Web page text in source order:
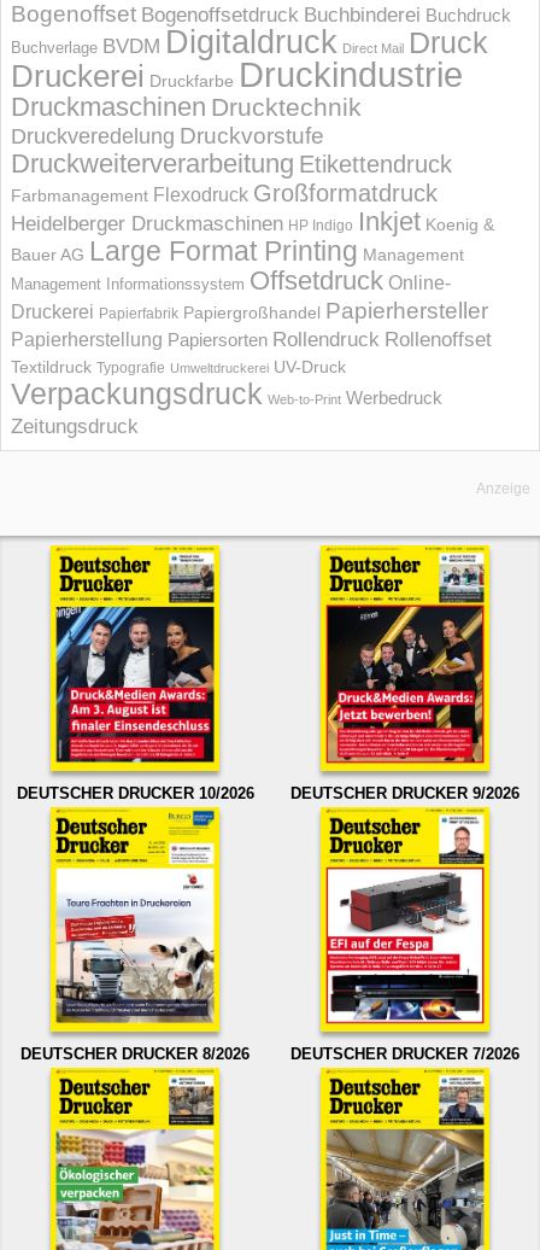
Bogenoffset Bogenoffsetdruck Buchbinderei Buchdruck
Buchverlage BVDM Digitaldruck Direct Mail Druck
Druckerei Druckfarbe Druckindustrie
Druckmaschinen Drucktechnik
Druckveredelung Druckvorstufe
Druckweiterverarbeitung Etikettendruck
Farbmanagement Flexodruck Großformatdruck
Heidelberger Druckmaschinen HP Indigo Inkjet Koenig &
Bauer AG Large Format Printing Management
Management Informations­system Offsetdruck Online-
Druckerei Papierfabrik Papiergroßhandel Papierhersteller
Papierherstellung Papiersorten Rollendruck Rollenoffset
Textildruck Typografie Umweltdruckerei UV-Druck
Verpackungsdruck Web-to-Print Werbedruck
Zeitungsdruck
Anzeige
DEUTSCHER DRUCKER 10/2026 DEUTSCHER DRUCKER 9/2026
DEUTSCHER DRUCKER 8/2026 DEUTSCHER DRUCKER 7/2026